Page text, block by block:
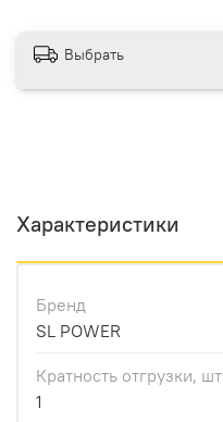
Выбрать
Характеристики
Бренд
SL POWER
Кратность отгрузки, шт
1